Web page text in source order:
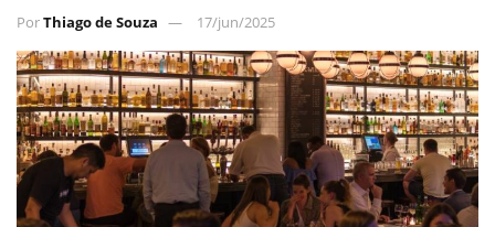
PorThiago de Souza 17/jun/2025